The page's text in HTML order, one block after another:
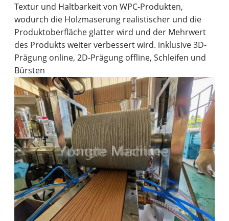
Textur und Haltbarkeit von WPC-Produkten,
wodurch die Holzmaserung realistischer und die
Produktoberfläche glatter wird und der Mehrwert
des Produkts weiter verbessert wird. inklusive 3D-
Prägung online, 2D-Prägung offline, Schleifen und
Bürsten